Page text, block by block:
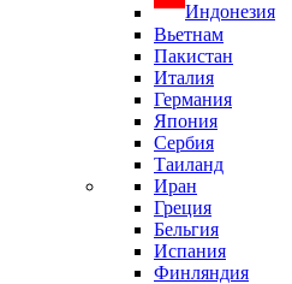
Индонезия
Вьетнам
Пакистан
Италия
Германия
Япония
Сербия
Таиланд
Иран
Греция
Бельгия
Испания
Финляндия